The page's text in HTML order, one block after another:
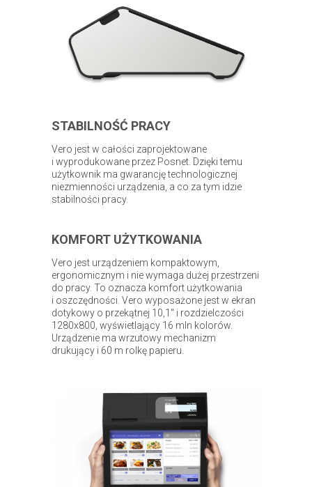
STABILNOŚĆ PRACY
Vero jest w całości zaprojektowane
i wyprodukowane przez Posnet. Dzięki temu
użytkownik ma gwarancję technologicznej
niezmienności urządzenia, a co za tym idzie
stabilności pracy.
KOMFORT UŻYTKOWANIA
Vero jest urządzeniem kompaktowym,
ergonomicznym i nie wymaga dużej przestrzeni
do pracy. To oznacza komfort użytkowania
i oszczędności. Vero wyposażone jest w ekran
dotykowy o przekątnej 10,1" i rozdzielczości
1280x800, wyświetlający 16 mln kolorów.
Urządzenie ma wrzutowy mechanizm
drukujący i 60 m rolkę papieru.